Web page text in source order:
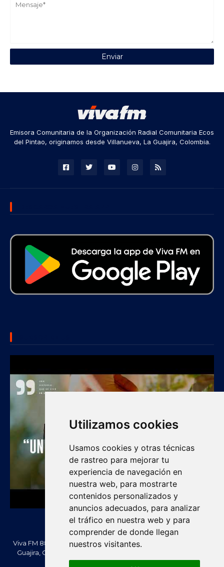
Utilizamos cookies
Usamos cookies y otras técnicas
de rastreo para mejorar tu
experiencia de navegación en
nuestra web, para mostrarte
contenidos personalizados y
anuncios adecuados, para analizar
el tráfico en nuestra web y para
comprender de donde llegan
nuestros visitantes.
Emisora Comunitaria de la Organización Radial Comunitaria Ecos
del Pintao, originamos desde Villanueva, La Guajira, Colombia.
Viva FM 88.2 FM es una emisora comunitaria de Villanueva, La
Guajira, Colombia. Información, noticias, cultura, vallenato y
actualidad regional.